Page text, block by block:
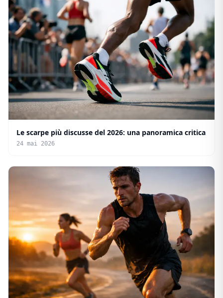
Le scarpe più discusse del 2026: una panoramica critica
24 mai 2026